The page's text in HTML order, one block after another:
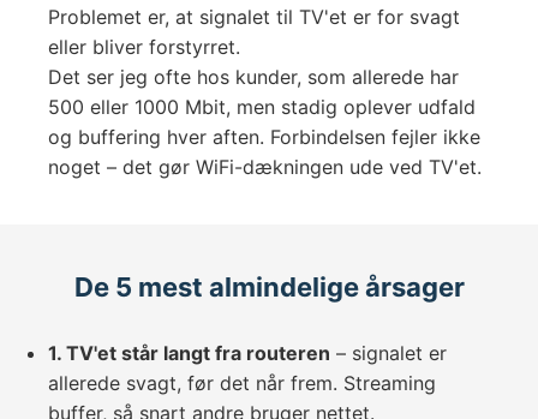
Problemet er, at signalet til TV'et er for svagt
eller bliver forstyrret.
Det ser jeg ofte hos kunder, som allerede har
500 eller 1000 Mbit, men stadig oplever udfald
og buffering hver aften. Forbindelsen fejler ikke
noget – det gør WiFi-dækningen ude ved TV'et.
De 5 mest almindelige årsager
1. TV'et står langt fra routeren – signalet er
allerede svagt, før det når frem. Streaming
buffer, så snart andre bruger nettet.